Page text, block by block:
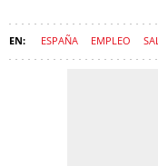
ESPAÑA EMPLEO